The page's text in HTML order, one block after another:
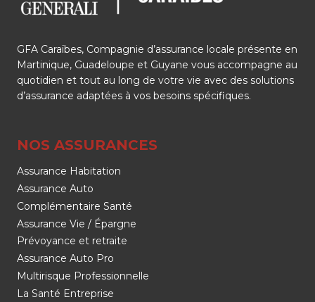
GFA Caraïbes, Compagnie d’assurance locale présente en
Martinique, Guadeloupe et Guyane vous accompagne au
quotidien et tout au long de votre vie avec des solutions
d’assurance adaptées à vos besoins spécifiques.
NOS ASSURANCES
Assurance Habitation
Assurance Auto
Complémentaire Santé
Assurance Vie / Épargne
Prévoyance et retraite
Assurance Auto Pro
Multirisque Professionnelle
La Santé Entreprise